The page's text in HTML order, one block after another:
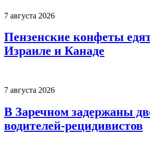
7 августа 2026
Пензенские конфеты
Израиле и Канаде
7 августа 2026
В Заречном задержаны
водителей-рецидивистов